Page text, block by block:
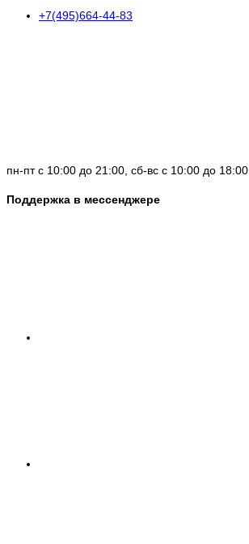
+7(495)664-44-83
пн-пт с 10:00 до 21:00, сб-вс с 10:00 до 18:00
Поддержка в мессенджере